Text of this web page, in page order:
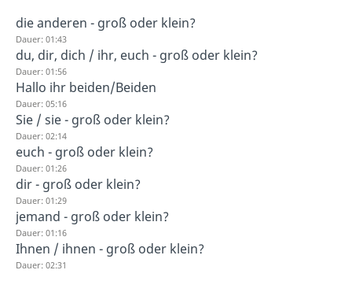
die anderen - groß oder klein?
Dauer: 01:43
du, dir, dich / ihr, euch - groß oder klein?
Dauer: 01:56
Hallo ihr beiden/Beiden
Dauer: 05:16
Sie / sie - groß oder klein?
Dauer: 02:14
euch - groß oder klein?
Dauer: 01:26
dir - groß oder klein?
Dauer: 01:29
jemand - groß oder klein?
Dauer: 01:16
Ihnen / ihnen - groß oder klein?
Dauer: 02:31